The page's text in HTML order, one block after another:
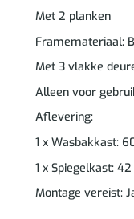
Met 2 planken
Framemateriaal:
Met 3 vlakke
Alleen voor
Aflevering:
1 x Wasbakkast:
1 x Spiegelkast:
Montage vereist: